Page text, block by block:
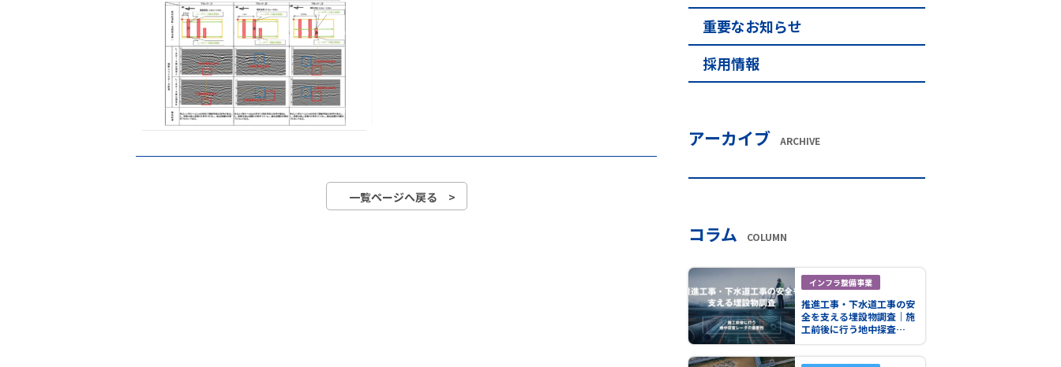
一覧ページへ戻る >
重要なお知らせ
採用情報
アーカイブ ARCHIVE
コラム COLUMN
インフラ整備事業
推進工事・下水道工事の安
全を支える埋設物調査｜施
工前後に行う地中探査…